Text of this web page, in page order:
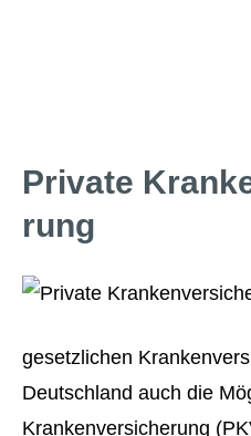
Private
rung
gesetzlichen
Deutschland auch die
Kranken­ver­si­che­rung